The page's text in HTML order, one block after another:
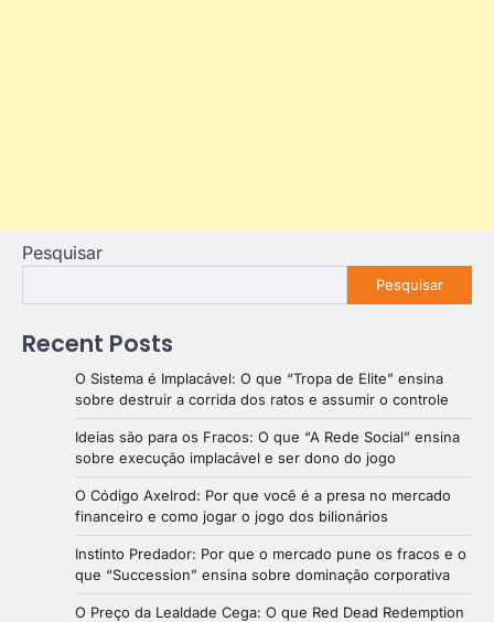
Pesquisar
Pesquisar
Recent Posts
O Sistema é Implacável: O que “Tropa de Elite” ensina
sobre destruir a corrida dos ratos e assumir o controle
Ideias são para os Fracos: O que “A Rede Social” ensina
sobre execução implacável e ser dono do jogo
O Código Axelrod: Por que você é a presa no mercado
financeiro e como jogar o jogo dos bilionários
Instinto Predador: Por que o mercado pune os fracos e o
que “Succession” ensina sobre dominação corporativa
O Preço da Lealdade Cega: O que Red Dead Redemption